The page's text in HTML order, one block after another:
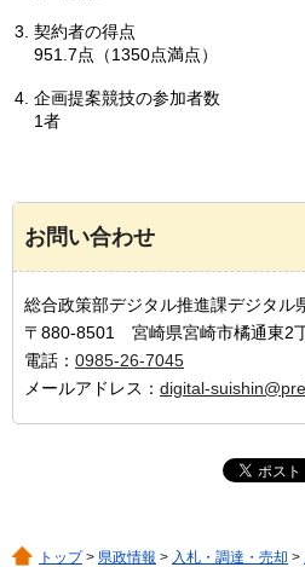
契約者の得点
951.7点（1350点満点）
企画提案競技の参加者数
1者
お問い合わせ
総合政策部デジタル推進課デジタル
〒880-8501 宮崎県宮崎市橘通東2
電話： 0985-26-7045
メールアドレス： digital-
トップ> 県政情報 > 入札・調達・売却 >